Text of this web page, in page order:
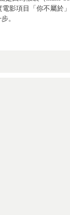
影項目「你不屬於」
。